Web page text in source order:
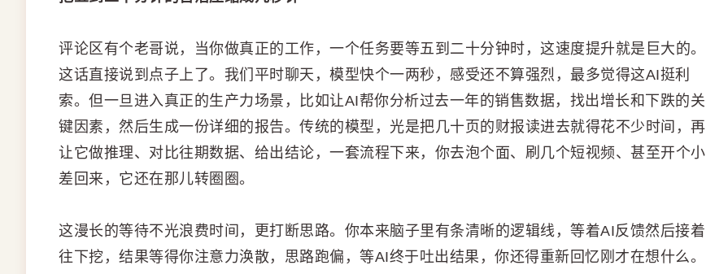
评论区有个老哥说，当你做真正的工作，一个任务要等五到二十分钟时，这速度提升就是巨大的。
这话直接说到点子上了。我们平时聊天，模型快个一两秒，感受还不算强烈，最多觉得这AI挺利
索。但一旦进入真正的生产力场景，比如让AI帮你分析过去一年的销售数据，找出增长和下跌的关
键因素，然后生成一份详细的报告。传统的模型，光是把几十页的财报读进去就得花不少时间，再
让它做推理、对比往期数据、给出结论，一套流程下来，你去泡个面、刷几个短视频、甚至开个小
差回来，它还在那儿转圈圈。
这漫长的等待不光浪费时间，更打断思路。你本来脑子里有条清晰的逻辑线，等着AI反馈然后接着
往下挖，结果等得你注意力涣散，思路跑偏，等AI终于吐出结果，你还得重新回忆刚才在想什么。